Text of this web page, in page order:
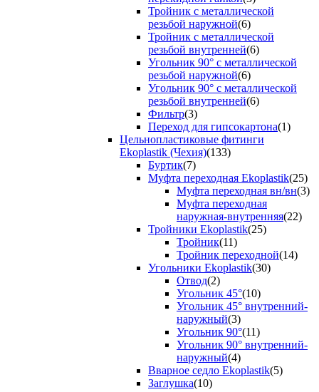
Тройник с металлической
резьбой наружной(6)
Тройник с металлической
резьбой внутренней(6)
Угольник 90° с металлической
резьбой наружной(6)
Угольник 90° с металлической
резьбой внутренней(6)
Фильтр(3)
Переход для гипсокартона(1)
Цельнопластиковые фитинги
Ekoplastik (Чехия)(133)
Буртик(7)
Муфта переходная Ekoplastik(25)
Муфта переходная вн/вн(3)
Муфта переходная
наружная-внутренняя(22)
Тройники Ekoplastik(25)
Тройник(11)
Тройник переходной(14)
Угольники Ekoplastik(30)
Отвод(2)
Угольник 45°(10)
Угольник 45° внутренний-
наружный(3)
Угольник 90°(11)
Угольник 90° внутренний-
наружный(4)
Вварное седло Ekoplastik(5)
Заглушка(10)